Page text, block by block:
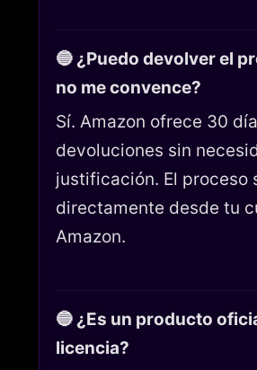
🔵 ¿Puedo devolver el
no me convence?
Sí. Amazon ofrece 30
devoluciones sin
justificación. El proceso
directamente desde tu
Amazon.
🔵 ¿Es un producto
licencia?